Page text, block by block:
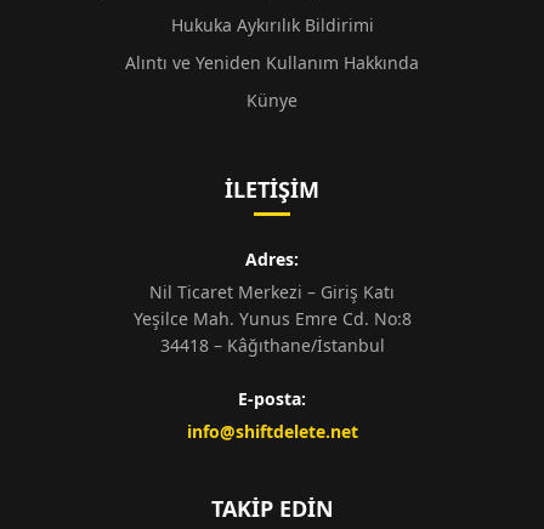
Hukuka Aykırılık Bildirimi
Alıntı ve Yeniden Kullanım Hakkında
Künye
İLETIŞIM
Adres:
Nil Ticaret Merkezi – Giriş Katı
Yeşilce Mah. Yunus Emre Cd. No:8
34418 – Kâğıthane/İstanbul
E-posta:
info@shiftdelete.net
TAKIP EDIN